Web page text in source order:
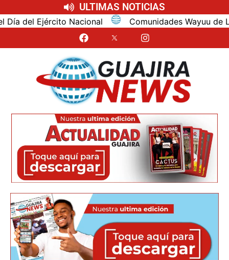
ULTIMAS NOTICIAS
Ejército Nacional Comunidades Wayuu de La